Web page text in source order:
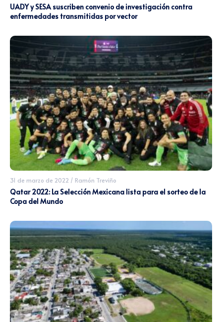
UADY y SESA suscriben convenio de investigación contra
enfermedades transmitidas por vector
31 de marzo de 2022 / Ramón Treviño
Qatar 2022: La Selección Mexicana lista para el sorteo de la
Copa del Mundo